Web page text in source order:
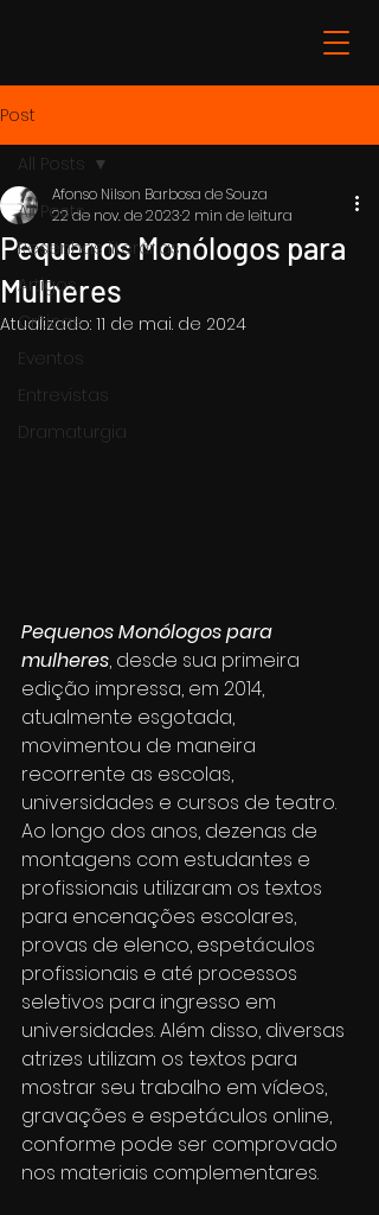
Post
All Posts
Resenhas literárias
Artigos
Críticas
Eventos
Entrevistas
Dramaturgia
All Posts
Pequenos Monólogos para
Mulheres
Afonso Nilson Barbosa de Souza
22 de nov. de 20232 min de leitura
Atualizado: 11 de mai. de 2024
Pequenos Monólogos para
mulheres, desde sua primeira
edição impressa, em 2014,
atualmente esgotada,
movimentou de maneira
recorrente as escolas,
universidades e cursos de teatro.
Ao longo dos anos, dezenas de
montagens com estudantes e
profissionais utilizaram os textos
para encenações escolares,
provas de elenco, espetáculos
profissionais e até processos
seletivos para ingresso em
universidades. Além disso, diversas
atrizes utilizam os textos para
mostrar seu trabalho em vídeos,
gravações e espetáculos online,
conforme pode ser comprovado
nos materiais complementares.